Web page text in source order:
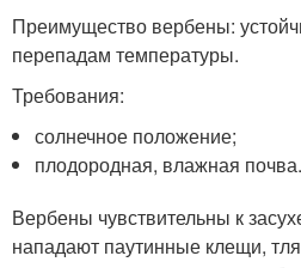
Преимущество вербены:
перепадам температуры.
Требования:
солнечное положение;
плодородная, влажная почва.
Вербены чувствительны к
нападают паутинные клещи,